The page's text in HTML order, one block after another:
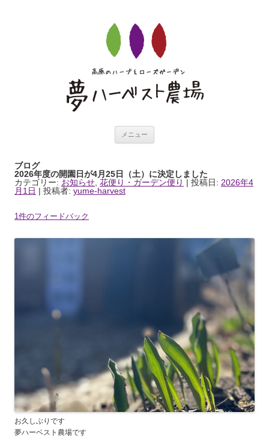
ログ
メニュー
ブログ
2026年度の開園日が4月25日（土）に決定しました
カテゴリー: お知らせ 花便り・ガーデン便り | 投稿日: 2026年4
月1日 | 投稿者: yume-harvest
1件のフィードバック
お久しぶりです
夢ハーベスト農場です